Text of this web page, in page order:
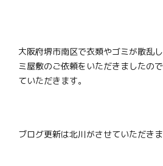
大阪府堺市南区で衣類やゴミが散乱
ミ屋敷のご依頼をいただきましたの
ていただきます。
ブログ更新は北川がさせていただきま